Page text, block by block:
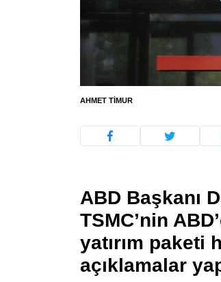
AHMET TIMUR
ABD Başkanı
TSMC’nin
yatırım paketi
açıklamalar